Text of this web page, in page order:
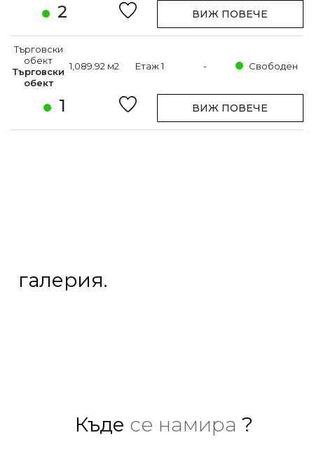
2 ВИЖ ПОВЕЧЕ
1
Търговски
обект
Търговски
обект
1,089.92 м2 Етаж 1 - Свободен
ВИЖ ПОВЕЧЕ
галерия.
Къде се намира ?